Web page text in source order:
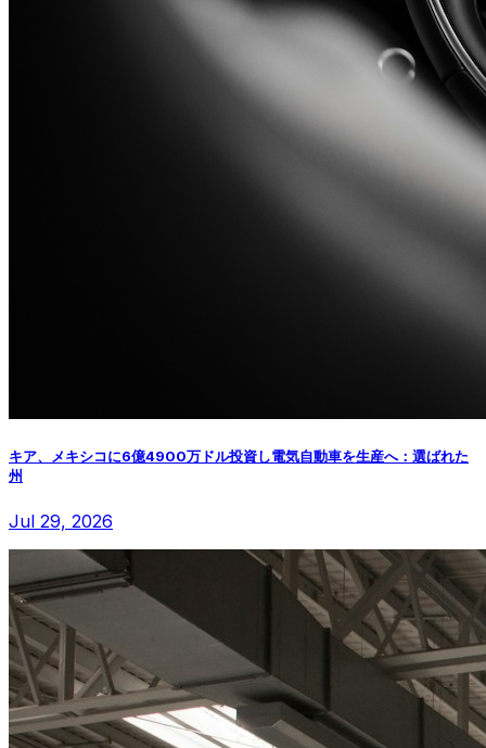
キア、メキシコに6億4900万ドル投資し電気自動車を生産へ：選ばれた
州
Jul 29, 2026